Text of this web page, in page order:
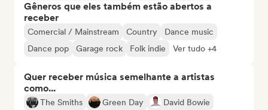
Gêneros que eles também estão abertos a
receber
Comercial / Mainstream Country
Dance music
Dance pop
Garage rock Folk indie Ver tudo +4
Quer receber música semelhante a artistas
como...
The Smiths Green Day
David Bowie